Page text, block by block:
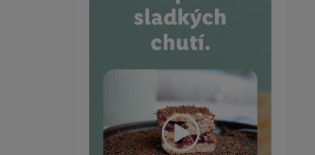
sladkých
chutí.